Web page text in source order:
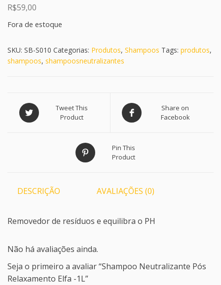
R$59,00
Fora de estoque
SKU: SB-S010 Categorias: Produtos, Shampoos Tags: produtos,
shampoos, shampoosneutralizantes
Tweet This
Product
Share on
Facebook
Pin This
Product
DESCRIÇÃO AVALIAÇÕES (0)
Removedor de resíduos e equilibra o PH
Não há avaliações ainda.
Seja o primeiro a avaliar “Shampoo Neutralizante Pós
Relaxamento Elfa -1L”